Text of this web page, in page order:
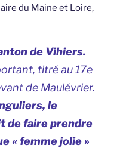
du Maine et Loire,
de Vihiers.
titré au 17e
de Maulévrier.
le
de faire prendre
« femme jolie »